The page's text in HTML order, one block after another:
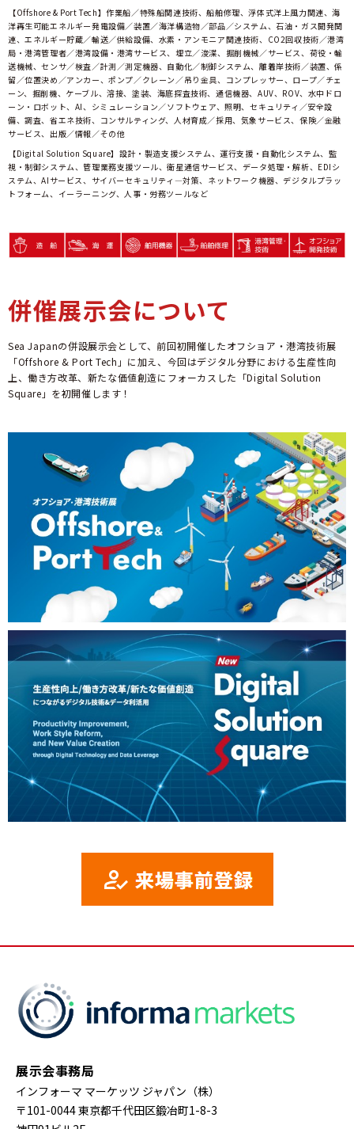
【Offshore & Port Tech】作業船／特殊船関連技術、船舶修理、浮体式洋上風力関連、海
洋再生可能エネルギー発電設備／装置／海洋構造物／部品／システム、石油・ガス開発関
連、エネルギー貯蔵／輸送／供給設備、水素・アンモニア関連技術、CO2回収技術／港湾
局・港湾管理者／港湾設備・港湾サービス、埋立／浚渫、掘削機械／サービス、荷役・輸
送機械、センサ／検査／計測／測定機器、自動化／制御システム、離着岸技術／装置、係
留／位置決め／アンカー、ポンプ／クレーン／吊り金具、コンプレッサー、ロープ／チェ
ーン、掘削機、ケーブル、溶接、塗装、海底探査技術、通信機器、AUV、ROV、水中ドロ
ーン・ロボット、AI、シミュレーション／ソフトウェア、照明、セキュリティ／安全設
備、調査、省エネ技術、コンサルティング、人材育成／採用、気象サービス、保険／金融
サービス、出版／情報／その他
【Digital Solution Square】設計・製造支援システム、運行支援・自動化システム、監
視・制御システム、管理業務支援ツール、衛星通信サービス、データ処理・解析、EDIシ
ステム、AIサービス、サイバーセキュリティ―対策、ネットワーク機器、デジタルプラッ
トフォーム、イーラーニング、人事・労務ツールなど
併催展示会について
Sea Japanの併設展示会として、前回初開催したオフショア・港湾技術展
「Offshore & Port Tech」に加え、今回はデジタル分野における生産性向
上、働き方改革、新たな価値創造にフォーカスした「Digital Solution
Square」を初開催します！
展示会事務局
インフォーマ マーケッツ ジャパン（株）
〒101-0044 東京都千代田区鍛冶町1-8-3